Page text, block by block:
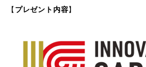
【 プレゼント内容】